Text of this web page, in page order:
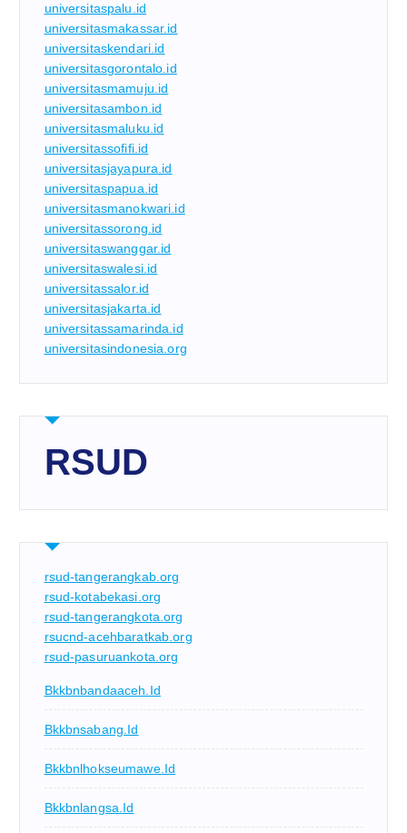
universitaspalu.id
universitasmakassar.id
universitaskendari.id
universitasgorontalo.id
universitasmamuju.id
universitasambon.id
universitasmaluku.id
universitassofifi.id
universitasjayapura.id
universitaspapua.id
universitasmanokwari.id
universitassorong.id
universitaswanggar.id
universitaswalesi.id
universitassalor.id
universitasjakarta.id
universitassamarinda.id
universitasindonesia.org
RSUD
rsud-tangerangkab.org
rsud-kotabekasi.org
rsud-tangerangkota.org
rsucnd-acehbaratkab.org
rsud-pasuruankota.org
Bkkbnbandaaceh.id
Bkkbnsabang.id
Bkkbnlhokseumawe.id
Bkkbnlangsa.id